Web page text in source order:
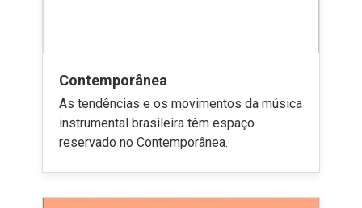
Contemporânea
As tendências e os movimentos da música
instrumental brasileira têm espaço
reservado no Contemporânea.